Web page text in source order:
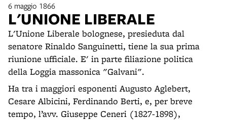
6 maggio 1866
L'UNIONE LIBERALE
L'Unione Liberale bolognese, presieduta dal
senatore Rinaldo Sanguinetti, tiene la sua prima
riunione ufficiale. E' in parte filiazione politica
della Loggia massonica "Galvani".
Ha tra i maggiori esponenti Augusto Aglebert,
Cesare Albicini, Ferdinando Berti, e, per breve
tempo, l’avv. Giuseppe Ceneri (1827-1898),